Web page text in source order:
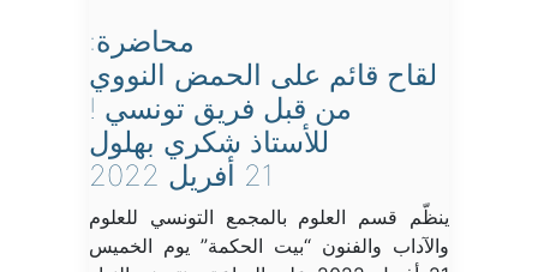
محاضرة:
لقاح قائم على الحمض النووي
من قبل فريق تونسي !
للأستاذ شكري بهلول
21 أفريل 2022
ينظّم قسم العلوم بالمجمع التونسي للعلوم
والآداب والفنون “بيت الحكمة” يوم الخميس